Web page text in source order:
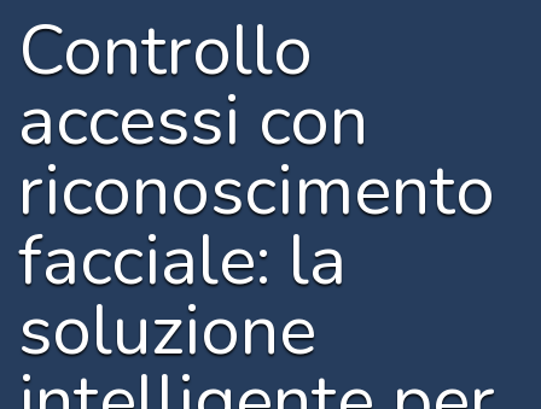
Controllo
accessi con
riconoscimento
facciale: la
soluzione